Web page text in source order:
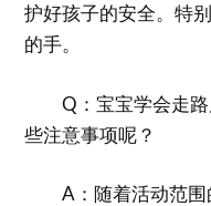
护好孩子的安全。特
的手。
Q：宝宝学会走路
些注意事项呢？
A：随着活动范围